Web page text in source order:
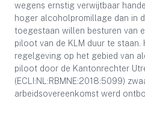
wegens ernstig verwijtbaar
hoger alcoholpromillage dan in
toegestaan willen besturen van
piloot van de KLM duur te staan.
regelgeving op het gebied van
piloot door de Kantonrechter
(ECLI:NL:RBMNE:2018:5099)
arbeidsovereenkomst werd